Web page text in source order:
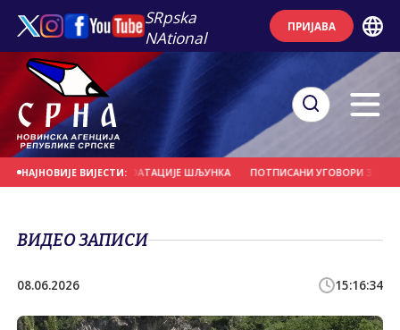
SRpska
NAtional
ПРИЈАВА
НАЈНОВИЈЕ ВИЈЕСТИ:
НЕЛЕГАЛНЕ ЕКСПЛОАТАЦИЈЕ ШЉУНКА ПОТПИСАНИ УГОВОРИ ЗА
ВИДЕО ЗАПИСИ
08.06.2026 15:16:34